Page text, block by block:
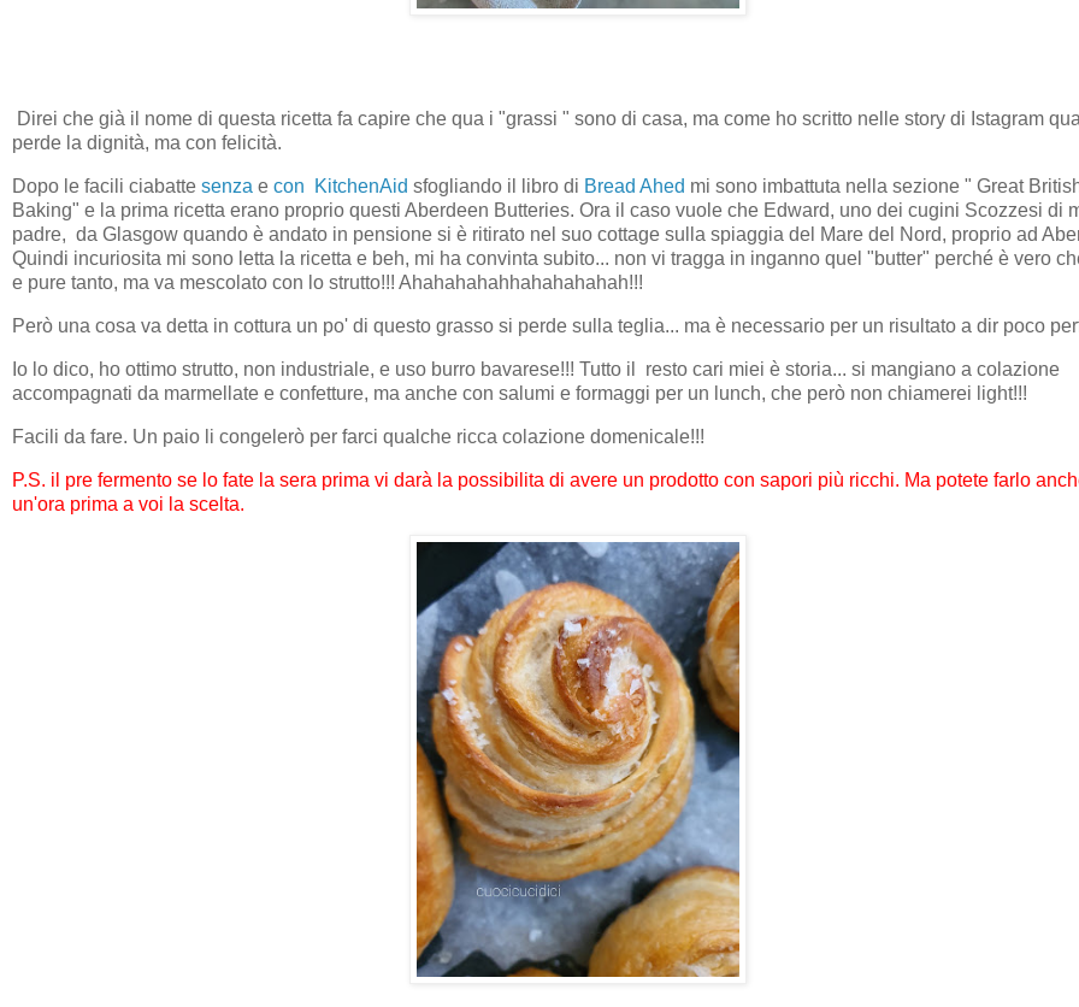
Direi che già il nome di questa ricetta fa capire che qua i "grassi " sono di casa, ma come ho scritto nelle story di Istagram
perde la dignità, ma con felicità.
Dopo le facili ciabatte senza e con KitchenAid sfogliando il libro di Bread Ahed mi sono imbattuta nella sezione " Great
Baking" e la prima ricetta erano proprio questi Aberdeen Butteries. Ora il caso vuole che Edward, uno dei cugini Scozzesi di
padre, da Glasgow quando è andato in pensione si è ritirato nel suo cottage sulla spiaggia del Mare del Nord, proprio ad
Quindi incuriosita mi sono letta la ricetta e beh, mi ha convinta subito... non vi tragga in inganno quel "butter" perché è vero
e pure tanto, ma va mescolato con lo strutto!!! Ahahahahahhahahahahah!!!
Però una cosa va detta in cottura un po' di questo grasso si perde sulla teglia... ma è necessario per un risultato a dir poco
Io lo dico, ho ottimo strutto, non industriale, e uso burro bavarese!!! Tutto il resto cari miei è storia... si mangiano a colazione
accompagnati da marmellate e confetture, ma anche con salumi e formaggi per un lunch, che però non chiamerei light!!!
Facili da fare. Un paio li congelerò per farci qualche ricca colazione domenicale!!!
P.S. il pre fermento se lo fate la sera prima vi darà la possibilita di avere un prodotto con sapori più ricchi. Ma potete farlo
un'ora prima a voi la scelta.